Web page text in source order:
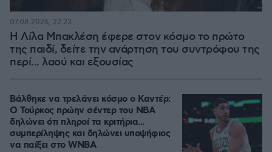
Η Λίλα Μπακλέση έφερε στον κόσμο το πρώτο
της παιδί, δείτε την ανάρτηση του συντρόφου της
περί... λαού και εξουσίας
07.08.2026, 22:23
Βάλθηκε να τρελάνει κόσμο ο Καντέρ:
Ο Τούρκος πρώην σέντερ του NBA
δηλώνει ότι πληροί τα κριτήρια...
συμπερίληψης και δηλώνει υποψήφιος
να παίξει στο WNBA